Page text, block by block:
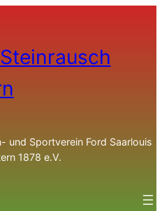
und Sportverein Ford Saarlouis
1878 e.V.